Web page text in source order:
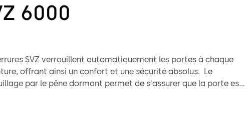
6000
SVZ verrouillent automatiquement les portes à chaque
offrant ainsi un confort et une sécurité absolus. Le
par le pêne dormant permet de s'assurer que la porte est